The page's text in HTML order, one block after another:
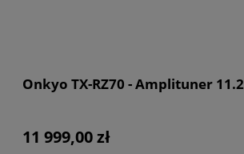
Onkyo TX-RZ70 - Amplituner 11.2
11 999,00 zł